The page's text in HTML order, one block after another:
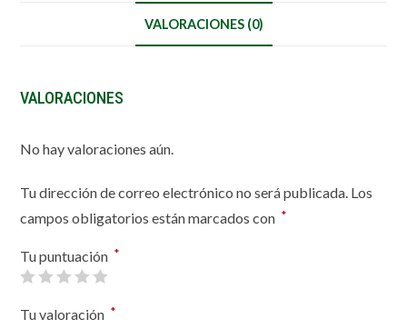
VALORACIONES (0)
VALORACIONES
No hay valoraciones aún.
Tu dirección de correo electrónico no será publicada. Los
campos obligatorios están marcados con *
Tu puntuación *
Tu valoración *